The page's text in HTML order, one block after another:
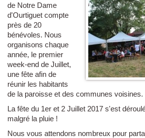
de Notre Dame
d'Ourtiguet compte
près de 20
bénévoles. Nous
organisons chaque
année, le premier
week-end de Juillet,
une fête afin de
réunir les habitants
de la paroisse et des communes voisines.
La fête du 1er et 2 Juillet 2017 s'est
malgré la pluie !
Nous vous attendons nombreux pour